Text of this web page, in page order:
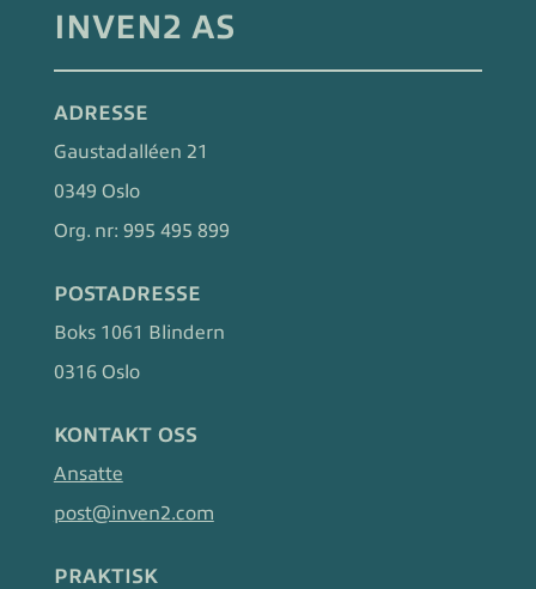
INVEN2 AS
ADRESSE
Gaustadalléen 21
0349 Oslo
Org. nr: 995 495 899
POSTADRESSE
Boks 1061 Blindern
0316 Oslo
KONTAKT OSS
Ansatte
post@inven2.com
PRAKTISK